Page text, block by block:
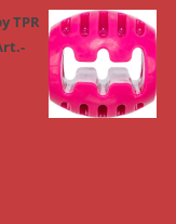
TPR